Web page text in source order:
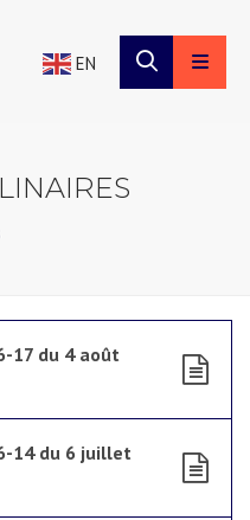
EN
17 du 4 août
14 du 6 juillet